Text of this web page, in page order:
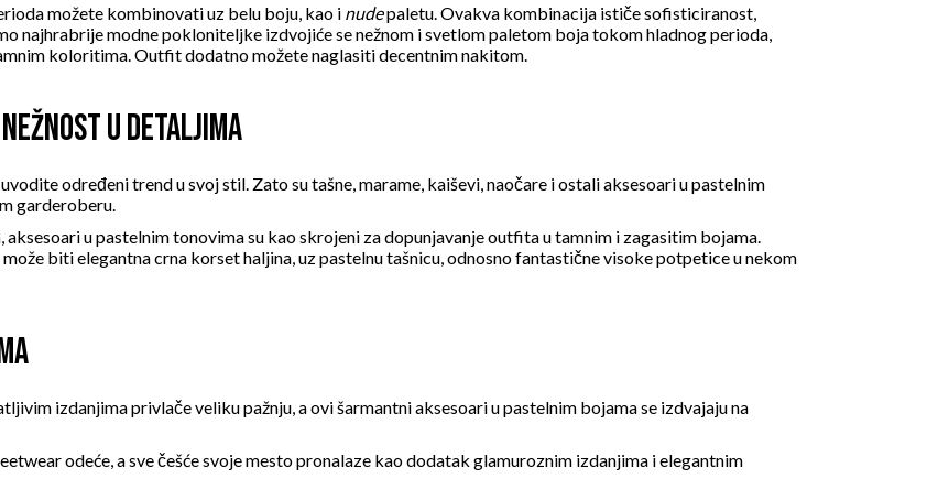
možete kombinovati uz belu boju, kao i nudepaletu. Ovakva kombinacija ističe sofisticiranost,
najhrabrije modne pokloniteljke izdvojiće se nežnom i svetlom paletom boja tokom hladnog perioda,
koloritima. Outfit dodatno možete naglasiti decentnimnakitom
U DETALJIMA
određeni trend u svoj stil. Zato su tašne, marame, kaiševi, naočare i ostali aksesoari u pastelnim
garderoberu.
u pastelnim tonovima su kao skrojeni za dopunjavanje outfita u tamnim i zagasitim bojama.
bitielegantna crna korset haljina , uz pastelnu tašnicu, odnosno fantastičnevisoke potpeticeu nekom
izdanjima privlače veliku pažnju, a ovi šarmantni aksesoari u pastelnim bojama se izdvajaju na
odeće, a sve češće svoje mesto pronalaze kao dodatak glamuroznim izdanjima i elegantnim